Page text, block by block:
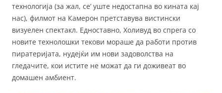
технологија (за жал, се’ уште недостапна во кината кај
нас), филмот на Камерон претставува вистински
визуелен спектакл. Едноставно, Холивуд во спрега со
новите технолошки текови мораше да работи против
пиратеријата, нудејќи им нови задоволства на
гледачите, кои истите не можат да ги доживеат во
домашен амбиент.